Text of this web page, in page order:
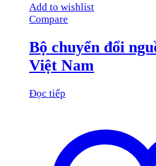
Add to wishlist
Compare
Bộ chuyển đổi
Việt Nam
Đọc tiếp